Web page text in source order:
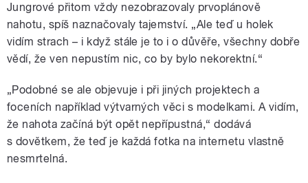
Jungrové přitom vždy nezobrazovaly prvoplánově
nahotu, spíš naznačovaly tajemství. „Ale teď u holek
vidím strach – i když stále je to i o důvěře, všechny dobře
vědí, že ven nepustím nic, co by bylo nekorektní.“
„Podobné se ale objevuje i při jiných projektech a
foceních například výtvarných věci s modelkami. A vidím,
že nahota začíná být opět nepřípustná,“ dodává
s dovětkem, že teď je každá fotka na internetu vlastně
nesmrtelná.